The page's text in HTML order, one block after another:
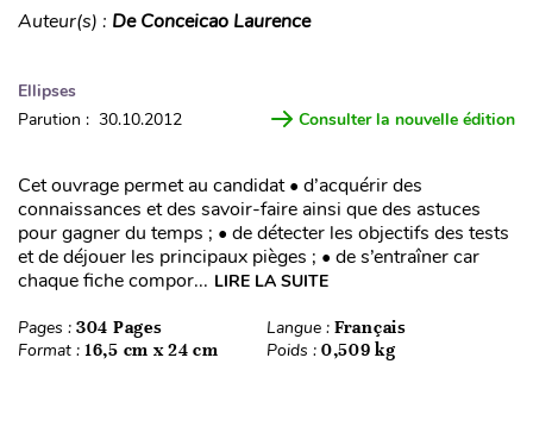
Auteur(s) : De Conceicao Laurence
Ellipses
Parution : 30.10.2012
Consulter la nouvelle édition
Cet ouvrage permet au candidat • d’acquérir des
connaissances et des savoir-faire ainsi que des astuces
pour gagner du temps ; • de détecter les objectifs des tests
et de déjouer les principaux pièges ; • de s’entraîner car
chaque fiche compor... LIRE LA SUITE
Pages : 304 Pages Langue : Français
Format : 16,5 cm x 24 cm Poids : 0,509 kg